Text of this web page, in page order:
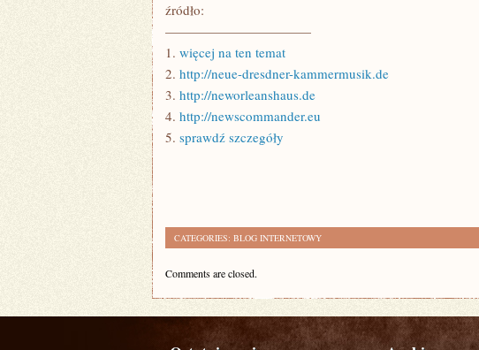
źródło:
———————————
1. więcej na ten temat
2. http://neue-dresdner-kammermusik.de
3. http://neworleanshaus.de
4. http://newscommander.eu
5. sprawdź szczegóły
CATEGORIES: BLOG INTERNETOWY
Comments are closed.